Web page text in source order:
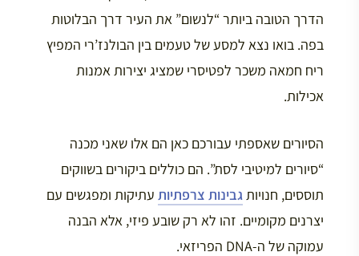
הדרך הטובה ביותר “לנשום” את העיר דרך הבלוטות
בפה. בואו נצא למסע של טעמים בין הבולנז’רי המפיץ
ריח חמאה משכר לפטיסרי שמציג יצירות אמנות
אכילות.
הסיורים שאספתי עבורכם כאן הם אלו שאני מכנה
“סיורים למיטיבי לסת”. הם כוללים ביקורים בשווקים
תוססים, חנויותגבינות צרפתיות עתיקות ומפגשים עם
יצרנים מקומיים. זהו לא רק שובע פיזי, אלא הבנה
עמוקה של ה-DNA הפריזאי.